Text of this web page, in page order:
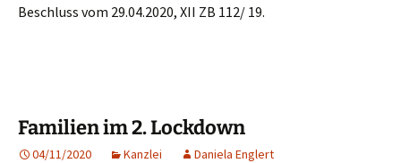
Beschluss vom 29.04.2020, XII ZB 112/ 19.
Familien im 2. Lockdown
04/11/2020 Kanzlei Daniela Englert